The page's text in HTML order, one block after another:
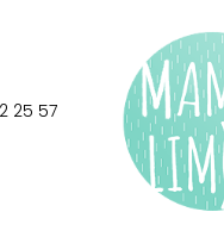
25 57